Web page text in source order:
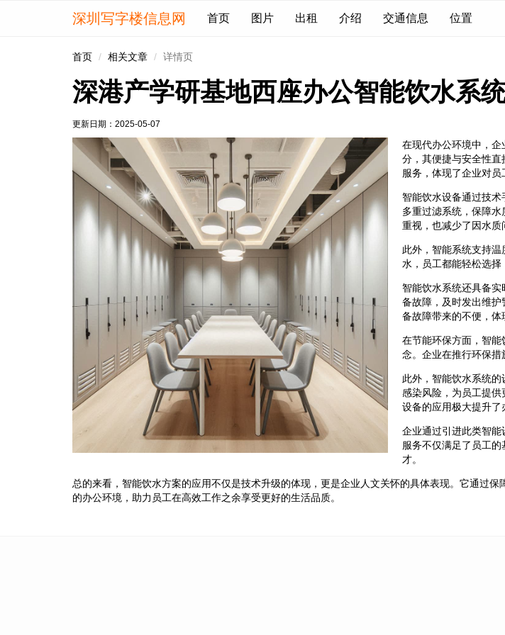
深圳写字楼信息网 首页 图片 出租 介绍 交通信息 位置
首页 相关文章 详情页
深港产学研基地西座办公智能饮水系
更新日期： 2025-05-07
在现代办公环境中，
分，其便捷与安全性
服务，体现了企业对员
智能饮水设备通过技
多重过滤系统，保障
重视，也减少了因水质
此外，智能系统支持
水，员工都能轻松选择
智能饮水系统还具备
备故障，及时发出维
备故障带来的不便，体
在节能环保方面，智
念。企业在推行环保措
此外，智能饮水系统
感染风险，为员工提
设备的应用极大提升了
企业通过引进此类智
服务不仅满足了员工
才。
总的来看，智能饮水方案的应用不仅是技术升级的体现，更是企业人文关怀的具体表现。它通过
的办公环境，助力员工在高效工作之余享受更好的生活品质。